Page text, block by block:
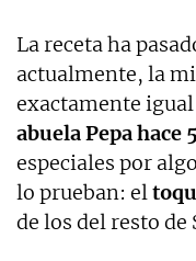
La receta ha
actualmente, la
exactamente igual
abuela Pepa hace
especiales por
lo prueban: el
de los del resto de